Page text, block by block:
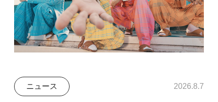
ニュース 2026.8.7